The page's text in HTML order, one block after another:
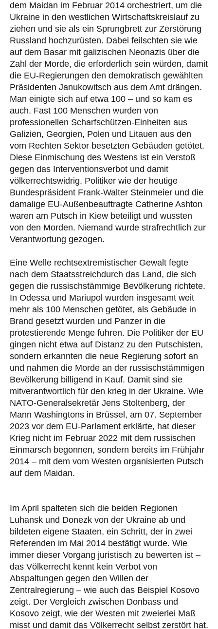
dem Maidan im Februar 2014 orchestriert, um die
Ukraine in den westlichen Wirtschaftskreislauf zu
ziehen und sie als ein Sprungbrett zur Zerstörung
Russland hochzurüsten. Dabei feilschten sie wie
auf dem Basar mit galizischen Neonazis über die
Zahl der Morde, die erforderlich sein würden, damit
die EU-Regierungen den demokratisch gewählten
Präsidenten Janukowitsch aus dem Amt drängen.
Man einigte sich auf etwa 100 – und so kam es
auch. Fast 100 Menschen wurden von
professionellen Scharfschützen-Einheiten aus
Galizien, Georgien, Polen und Litauen aus den
vom Rechten Sektor besetzten Gebäuden getötet.
Diese Einmischung des Westens ist ein Verstoß
gegen das Interventionsverbot und damit
völkerrechtswidrig. Politiker wie der heutige
Bundespräsident Frank-Walter Steinmeier und die
damalige EU-Außenbeauftragte Catherine Ashton
waren am Putsch in Kiew beteiligt und wussten
von den Morden. Niemand wurde strafrechtlich zur
Verantwortung gezogen.
Eine Welle rechtsextremistischer Gewalt fegte
nach dem Staatsstreichdurch das Land, die sich
gegen die russischstämmige Bevölkerung richtete.
In Odessa und Mariupol wurden insgesamt weit
mehr als 100 Menschen getötet, als Gebäude in
Brand gesetzt wurden und Panzer in die
protestierende Menge fuhren. Die Politiker der EU
gingen nicht etwa auf Distanz zu den Putschisten,
sondern erkannten die neue Regierung sofort an
und nahmen die Morde an der russischstämmigen
Bevölkerung billigend in Kauf. Damit sind sie
mitverantwortlich für den krieg in der Ukraine. Wie
NATO-Generalsekretär Jens Stoltenberg, der
Mann Washingtons in Brüssel, am 07. September
2023 vor dem EU-Parlament erklärte, hat dieser
Krieg nicht im Februar 2022 mit dem russischen
Einmarsch begonnen, sondern bereits im Frühjahr
2014 – mit dem vom Westen organisierten Putsch
auf dem Maidan.
Im April spalteten sich die beiden Regionen
Luhansk und Donezk von der Ukraine ab und
bildeten eigene Staaten, ein Schritt, der in zwei
Referenden im Mai 2014 bestätigt wurde. Wie
immer dieser Vorgang juristisch zu bewerten ist –
das Völkerrecht kennt kein Verbot von
Abspaltungen gegen den Willen der
Zentralregierung – wie auch das Beispiel Kosovo
zeigt. Der Vergleich zwischen Donbass und
Kosovo zeigt, wie der Westen mit zweierlei Maß
misst und damit das Völkerrecht selbst zerstört hat.